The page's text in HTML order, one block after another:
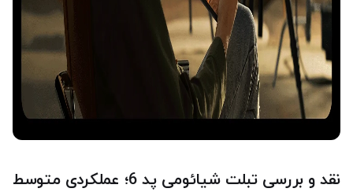
نقد و بررسی تبلت شیائومی پد 6؛ عملکردی متوسط